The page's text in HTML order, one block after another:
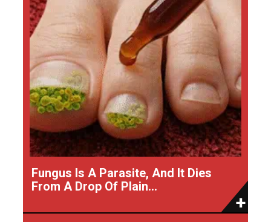
Fungus Is A Parasite, And It Dies
From A Drop Of Plain...